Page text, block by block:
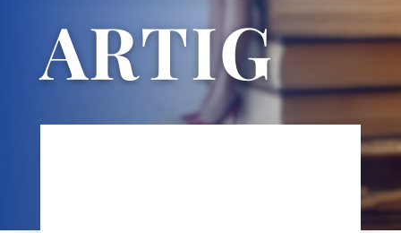
ARTIG
OS